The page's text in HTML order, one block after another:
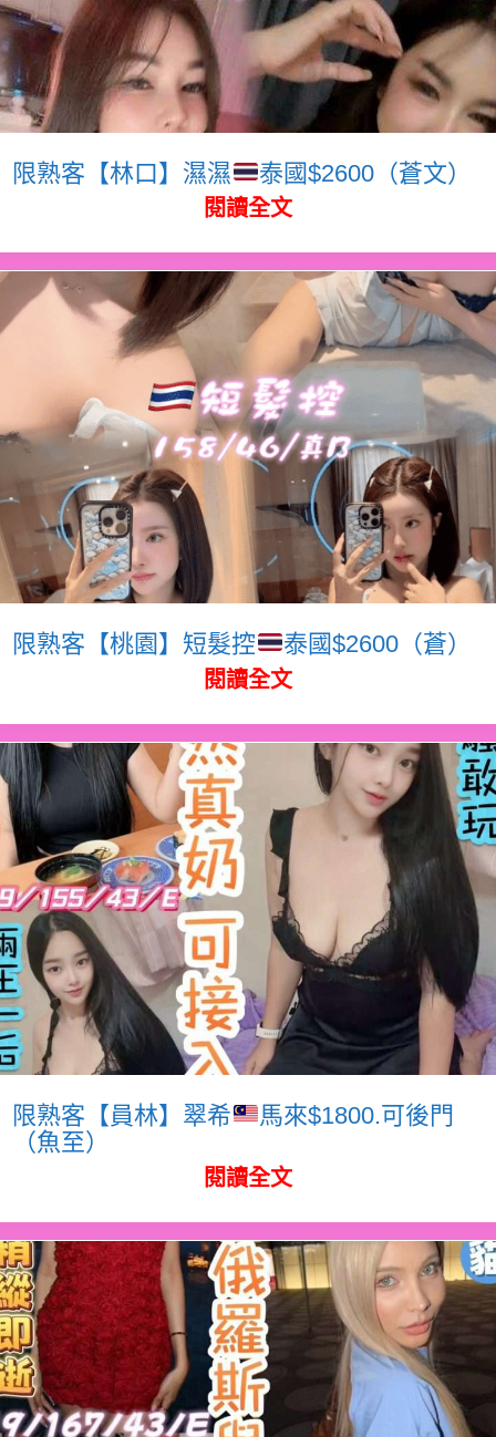
限熟客【林口】濕濕 泰國$2600（蒼文）
閱讀全文
限熟客【桃園】短髮控 泰國$2600（蒼）
閱讀全文
限熟客【員林】翠希
馬來$1800.可後門
（魚至）
閱讀全文